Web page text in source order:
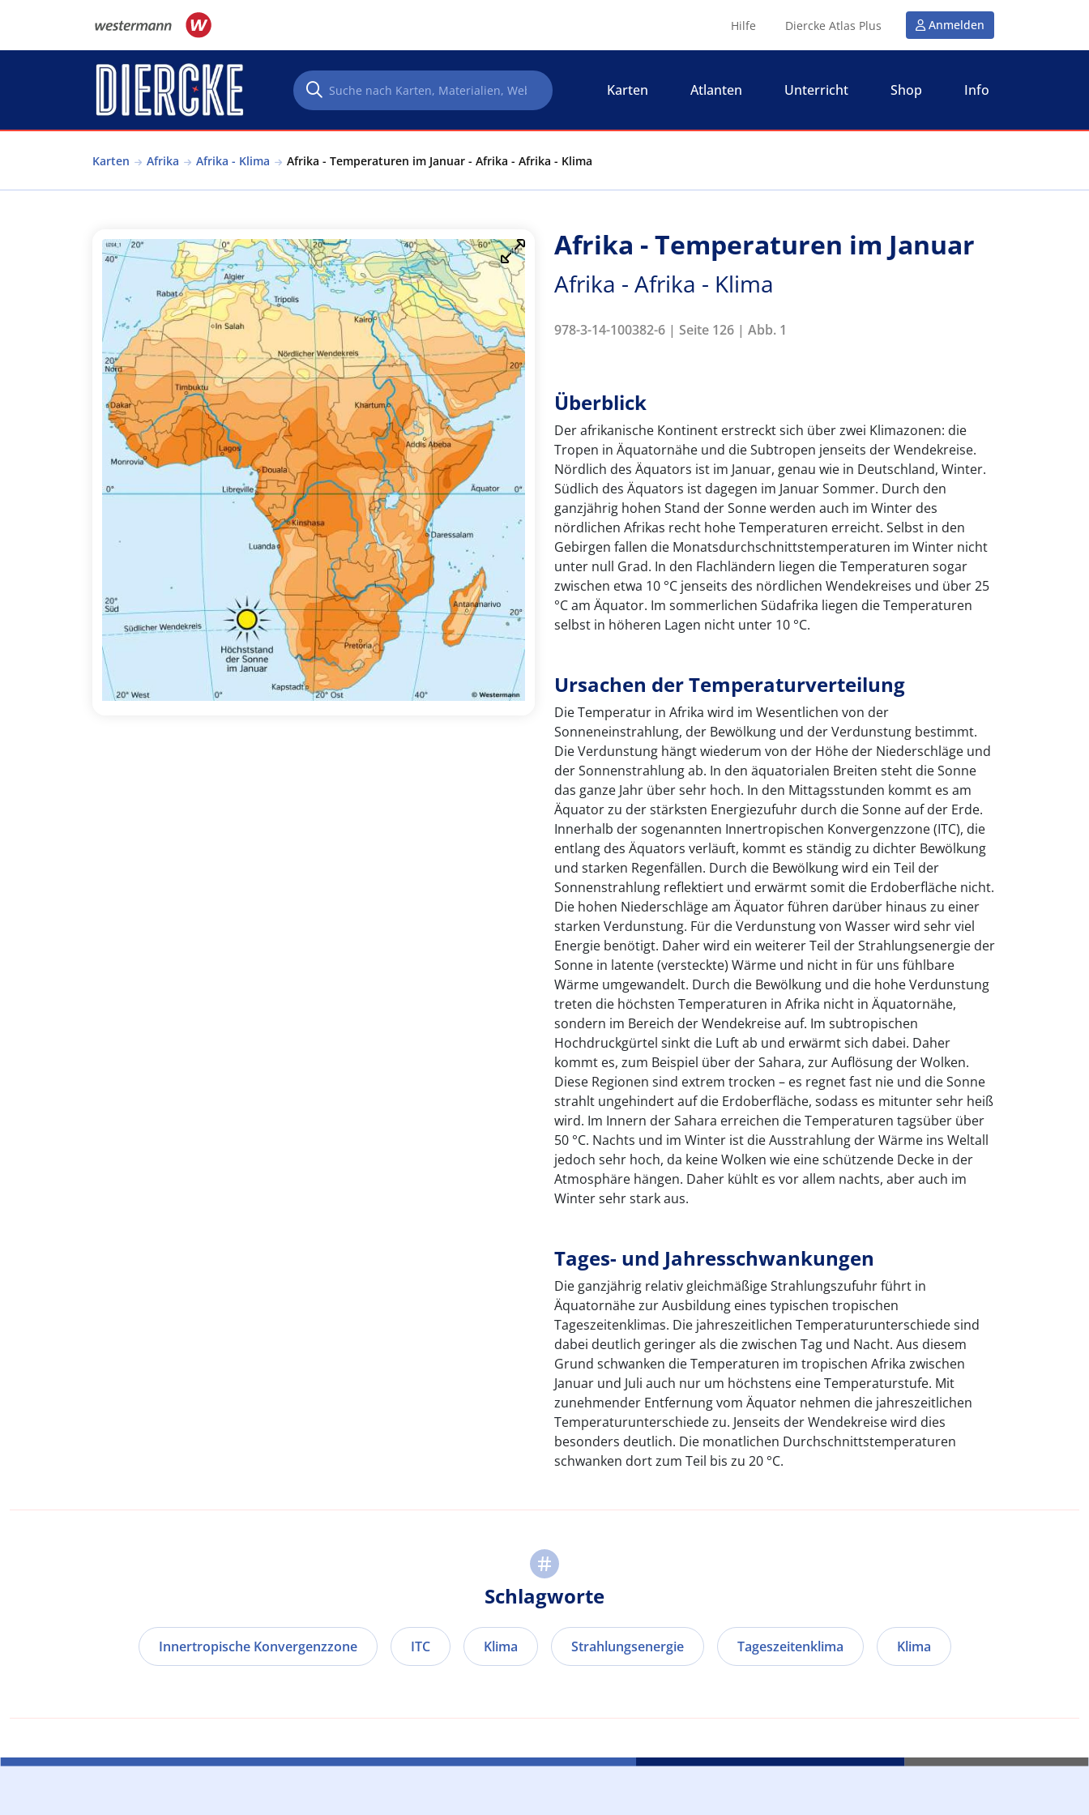
Hilfe Diercke Atlas Plus Anmelden
Karten Atlanten Unterricht Shop Info
Karten Afrika Afrika - Klima Afrika - Temperaturen im Januar - Afrika - Afrika - Klima
Afrika - Temperaturen im Januar
Afrika - Afrika - Klima
978-3-14-100382-6 | Seite 126 | Abb. 1
Überblick
Der afrikanische Kontinent erstreckt sich über zwei Klimazonen: die
Tropen in Äquatornähe und die Subtropen jenseits der Wendekreise.
Nördlich des Äquators ist im Januar, genau wie in Deutschland, Winter.
Südlich des Äquators ist dagegen im Januar Sommer. Durch den
ganzjährig hohen Stand der Sonne werden auch im Winter des
nördlichen Afrikas recht hohe Temperaturen erreicht. Selbst in den
Gebirgen fallen die Monatsdurchschnittstemperaturen im Winter nicht
unter null Grad. In den Flachländern liegen die Temperaturen sogar
zwischen etwa 10 °C jenseits des nördlichen Wendekreises und über 25
°C am Äquator. Im sommerlichen Südafrika liegen die Temperaturen
selbst in höheren Lagen nicht unter 10 °C.
Ursachen der Temperaturverteilung
Die Temperatur in Afrika wird im Wesentlichen von der
Sonneneinstrahlung, der Bewölkung und der Verdunstung bestimmt.
Die Verdunstung hängt wiederum von der Höhe der Niederschläge und
der Sonnenstrahlung ab. In den äquatorialen Breiten steht die Sonne
das ganze Jahr über sehr hoch. In den Mittagsstunden kommt es am
Äquator zu der stärksten Energiezufuhr durch die Sonne auf der Erde.
Innerhalb der sogenannten Innertropischen Konvergenzzone (ITC), die
entlang des Äquators verläuft, kommt es ständig zu dichter Bewölkung
und starken Regenfällen. Durch die Bewölkung wird ein Teil der
Sonnenstrahlung reflektiert und erwärmt somit die Erdoberfläche nicht.
Die hohen Niederschläge am Äquator führen darüber hinaus zu einer
starken Verdunstung. Für die Verdunstung von Wasser wird sehr viel
Energie benötigt. Daher wird ein weiterer Teil der Strahlungsenergie der
Sonne in latente (versteckte) Wärme und nicht in für uns fühlbare
Wärme umgewandelt. Durch die Bewölkung und die hohe Verdunstung
treten die höchsten Temperaturen in Afrika nicht in Äquatornähe,
sondern im Bereich der Wendekreise auf. Im subtropischen
Hochdruckgürtel sinkt die Luft ab und erwärmt sich dabei. Daher
kommt es, zum Beispiel über der Sahara, zur Auflösung der Wolken.
Diese Regionen sind extrem trocken – es regnet fast nie und die Sonne
strahlt ungehindert auf die Erdoberfläche, sodass es mitunter sehr heiß
wird. Im Innern der Sahara erreichen die Temperaturen tagsüber über
50 °C. Nachts und im Winter ist die Ausstrahlung der Wärme ins Weltall
jedoch sehr hoch, da keine Wolken wie eine schützende Decke in der
Atmosphäre hängen. Daher kühlt es vor allem nachts, aber auch im
Winter sehr stark aus.
Tages- und Jahresschwankungen
Die ganzjährig relativ gleichmäßige Strahlungszufuhr führt in
Äquatornähe zur Ausbildung eines typischen tropischen
Tageszeitenklimas. Die jahreszeitlichen Temperaturunterschiede sind
dabei deutlich geringer als die zwischen Tag und Nacht. Aus diesem
Grund schwanken die Temperaturen im tropischen Afrika zwischen
Januar und Juli auch nur um höchstens eine Temperaturstufe. Mit
zunehmender Entfernung vom Äquator nehmen die jahreszeitlichen
Temperaturunterschiede zu. Jenseits der Wendekreise wird dies
besonders deutlich. Die monatlichen Durchschnittstemperaturen
schwanken dort zum Teil bis zu 20 °C.
Schlagworte
Innertropische Konvergenzzone ITC Klima Strahlungsenergie Tageszeitenklima Klima